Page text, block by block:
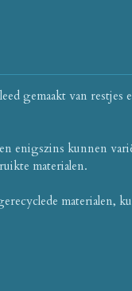
gemaakt van restjes
enigszins kunnen
materialen.
materialen,